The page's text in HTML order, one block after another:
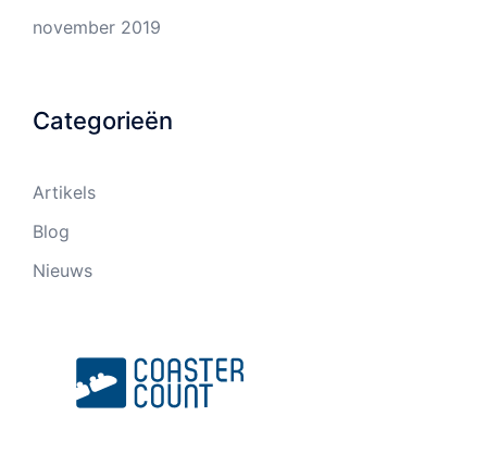
november 2019
Categorieën
Artikels
Blog
Nieuws